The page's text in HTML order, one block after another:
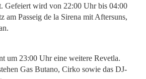
Gefeiert wird von 22:00 Uhr bis 04:00
am Passeig de la Sirena mit Aftersuns,
um 23:00 Uhr eine weitere Revetla.
Gas Butano, Cirko sowie das DJ-